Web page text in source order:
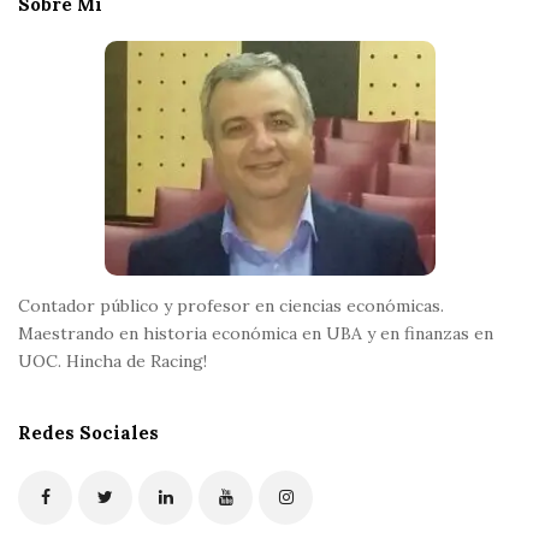
Contador público y profesor en ciencias económicas.
Maestrando en historia económica en UBA y en finanzas en
UOC. Hincha de Racing!
Redes Sociales